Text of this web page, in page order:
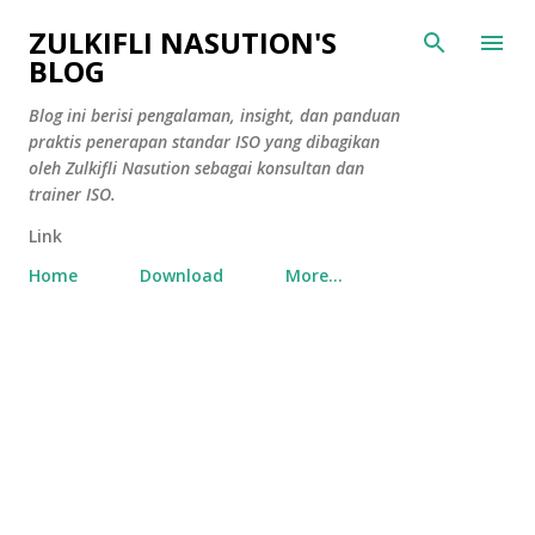
Skip to main content
ZULKIFLI NASUTION'S
BLOG
Blog ini berisi pengalaman, insight, dan panduan
praktis penerapan standar ISO yang dibagikan
oleh Zulkifli Nasution sebagai konsultan dan
trainer ISO.
Link
Home
Download More…